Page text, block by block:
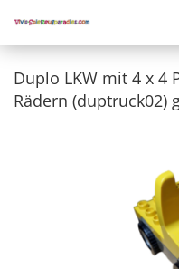
Duplo LKW mit 4 x 4
Rädern (duptruck02)